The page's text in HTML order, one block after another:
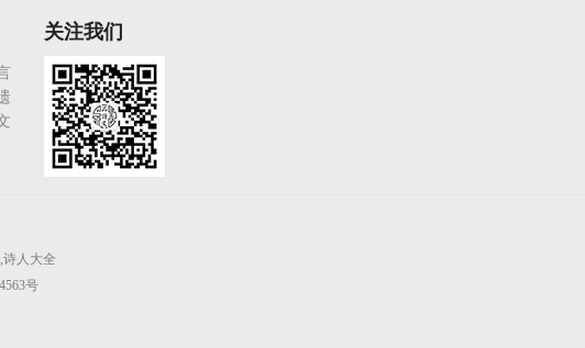
关注我们
,诗人大全
号